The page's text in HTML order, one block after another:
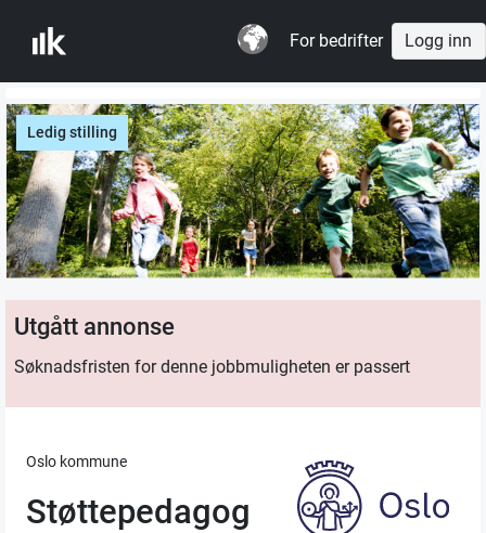
For bedrifter Logg inn
Ledig stilling
Utgått annonse
Søknadsfristen for denne jobbmuligheten er passert
Oslo kommune
Støttepedagog